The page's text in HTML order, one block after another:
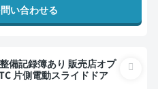
い合わせる
片側電動スライドドア